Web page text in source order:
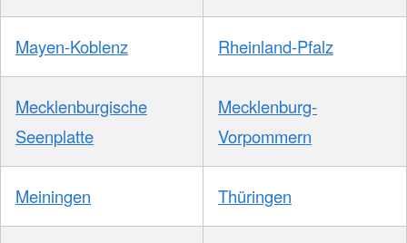
Mayen-Koblenz Rheinland-Pfalz
Mecklenburgische
Seenplatte
Mecklenburg-
Vorpommern
Meiningen Thüringen